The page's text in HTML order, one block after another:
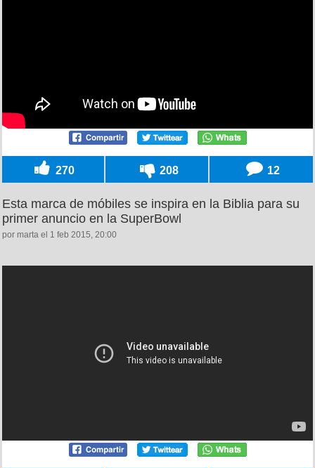
270 208 12
Esta marca de móbiles se inspira en la Biblia para su
primer anuncio en la SuperBowl
por marta el 1 feb 2015, 20:00